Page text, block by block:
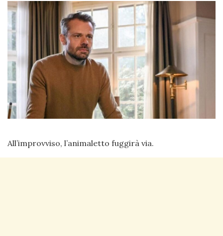
All’improvviso, l’animaletto fuggirà via.